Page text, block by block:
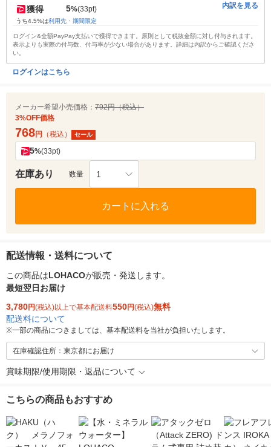
獲得 5%(33pt)
うち4.5%は利用先・期間限定
内訳を見る
ログイン&全額PayPay支払いで獲得できます。原則として税抜金額に対し付与されます。
表示よりも実際の付与数、付与率が少ない場合があります。詳細は内訳からご確認くださ
い。
ログインはこちら
メーカー希望小売価格： 792円（税込）
3%OFF価格
768円 （税込） セール
5%(33pt)
在庫あり 数量 1
カートに入れる
配送情報・送料について
この商品はLOHACOが販売・発送します。
最短翌日お届け
3,780円(税込)以上で基本配送料550円(税込)無料
配送料について
※一部の商品につきましては、基本配送料を当社が負担いたします。
在庫確認住所：東京都にお届け
賞味期限/使用期限・返品について
こちらの商品もおすすめ